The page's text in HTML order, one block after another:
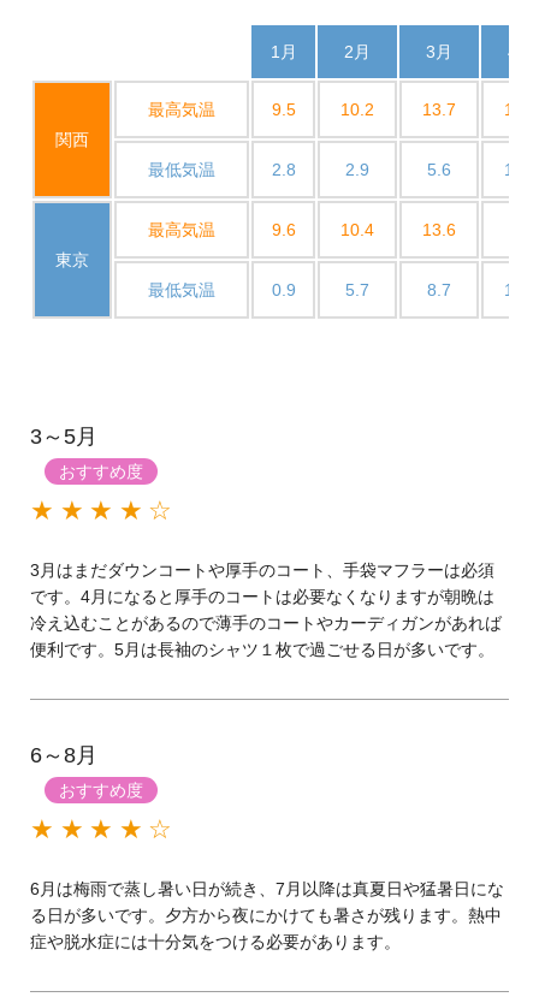
1月 2月 3月 4月
関西
最高気温 9.5 10.2 13.7 19.9
最低気温 2.8 2.9 5.6 10.7
東京
最高気温 9.6 10.4 13.6
最低気温 0.9 5.7 8.7 13.9
3～5月
おすすめ度
★★★★☆
3月はまだダウンコートや厚手のコート、手袋マフラーは必須
です。4月になると厚手のコートは必要なくなりますが朝晩は
冷え込むことがあるので薄手のコートやカーディガンがあれば
便利です。5月は長袖のシャツ１枚で過ごせる日が多いです。
6～8月
おすすめ度
★★★★☆
6月は梅雨で蒸し暑い日が続き、7月以降は真夏日や猛暑日にな
る日が多いです。夕方から夜にかけても暑さが残ります。熱中
症や脱水症には十分気をつける必要があります。